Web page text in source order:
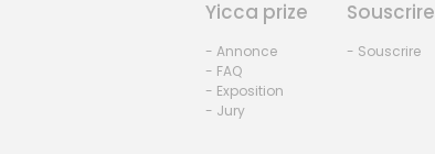
Yicca prize
- Annonce
- FAQ
- Exposition
- Jury
Souscrire
- Souscrire